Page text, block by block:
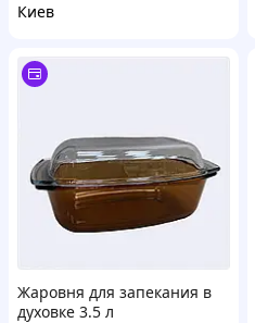
Киев
Жаровня для запекания в
духовке 3.5 л